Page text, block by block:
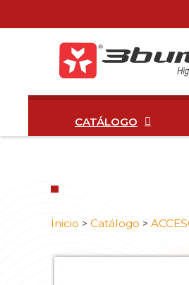
CATÁLOGO
Inicio > Catálogo >